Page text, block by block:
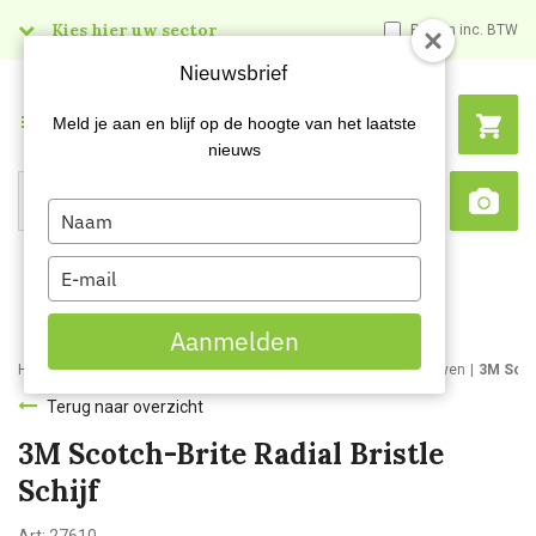
Kies hier uw sector Prijzen inc. BTW
Search
Menu
Home Webshop Schildersartikelen Schuurmaterialen Schijven 3M
Terug naar overzicht
3M Scotch-Brite Radial Bristle
Schijf
Nieuwsbrief
Meld je aan en blijf op de hoogte van het laatste
nieuws
Type
your
name
Type
your
email
Aanmelden